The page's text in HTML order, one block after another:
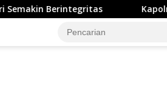
Kapolresta Malang Kota Cek